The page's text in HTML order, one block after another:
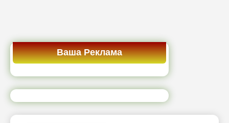
Ваша Реклама